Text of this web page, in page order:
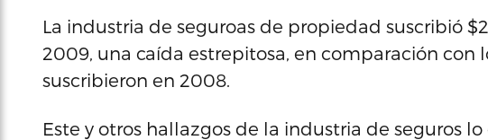
La industria de seguroas de propiedad suscribió
2009, una caída estrepitosa, en comparación con
suscribieron en 2008.
Este y otros hallazgos de la industria de seguros